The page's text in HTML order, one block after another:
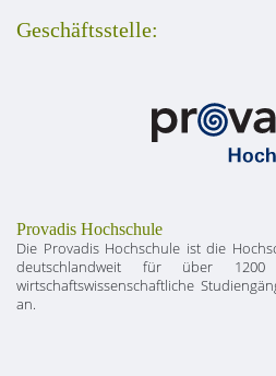
Geschäftsstelle:
Provadis Hochschule
Die Provadis Hochschule ist die
deutschlandweit für über
wirtschaftswissenschaftliche
an.